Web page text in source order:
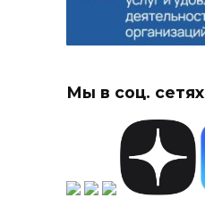
Мы в соц. сетях